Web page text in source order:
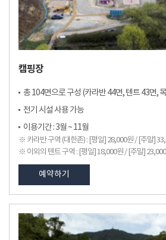
캠핑장
총 104면으로 구성 (카라반 44면, 텐트 43면,
전기 시설 사용 가능
이용기간 : 3월 ~ 11월
※ 카라반 구역 (대한존) : [평일] 28,000원 / [주말]
※ 이외의 텐트 구역 : [평일] 18,000원 / [주말]
예약하기